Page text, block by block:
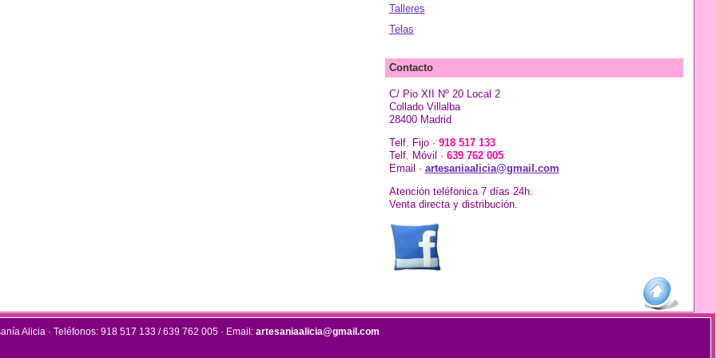
Talleres
Telas
Contacto
C/ Pio XII Nº 20 Local 2
Collado Villalba
28400 Madrid
Telf. Fijo · 918 517 133
Telf. Móvil · 639 762 005
Email · artesaniaalicia@gmail.com
Atención teléfonica 7 días 24h.
Venta directa y distribución.
Alicia · Teléfonos: 918 517 133 / 639 762 005 · Email: artesaniaalicia@gmail.com